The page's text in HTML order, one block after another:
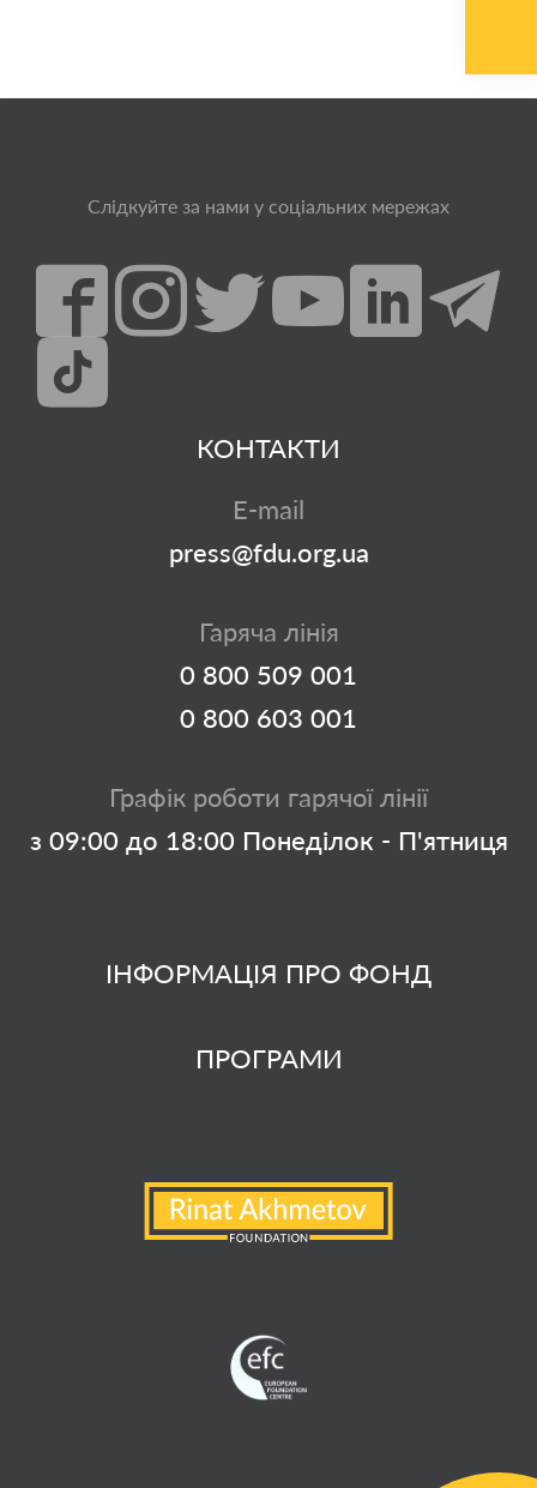
Слідкуйте за нами у соціальних мережах
ІНФОРМАЦІЯ ПРО ФОНД
ПРОГРАМИ
КОНТАКТИ
E-mail
press@fdu.org.ua
Гаряча лінія
0 800 509 001
0 800 603 001
Графік роботи гарячої лінії
з 09:00 до 18:00 Понеділок - П'ятниця